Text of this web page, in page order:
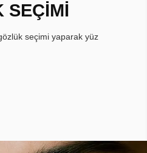
SEÇİMİ
seçimi yaparak yüz